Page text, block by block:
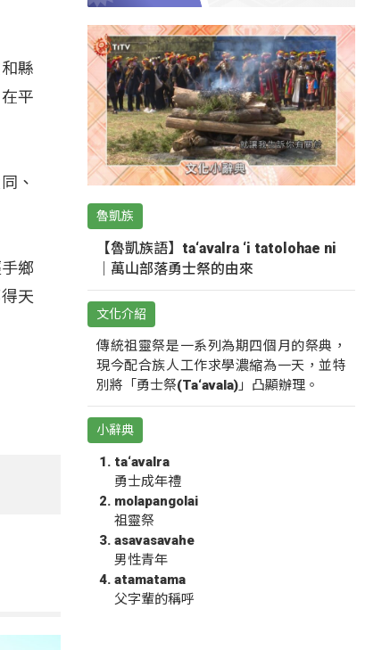
縣
平
、
鄉
天
魯凱族
【魯凱族語】ta‘avalra ‘i tatolohae ni
｜萬山部落勇士祭的由來
文化介紹
傳統祖靈祭是一系列為期四個月的祭典，
現今配合族人工作求學濃縮為一天，並特
別將「勇士祭(Ta‘avala)」凸顯辦理。
小辭典
ta‘avalra
勇士成年禮
molapangolai
祖靈祭
asavasavahe
男性青年
atamatama
父字輩的稱呼